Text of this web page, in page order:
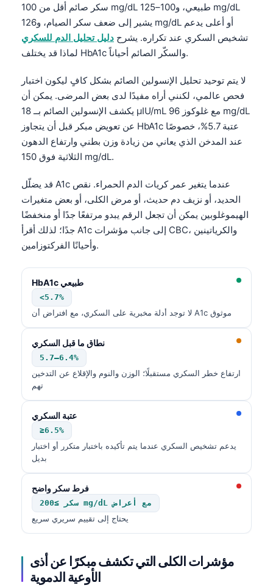
سكر صائم أقل من 100 mg/dL طبيعي، و100–125 mg/dL
يشير إلى ضعف سكر الصيام، و126 mg/dL أو أعلى يدعم
تشخيص السكري عند تكراره. يشرح دليل تحليل الدم للسكري
لماذا قد يختلف HbA1c والسكّر الصائم أحياناً.
لا يتم توحيد تحليل الإنسولين الصائم بشكل كافٍ ليكون اختبار
فحص عالمي، لكنني أراه مفيدًا لدى بعض المرضى. يمكن أن
يكشف الإنسولين الصائم بــ 18 µIU/mL مع غلوكوز 96 mg/dL
عن تعويض مبكر قبل أن يتجاوز HbA1c عتبة 5.7%، خصوصًا
عند المدخن الذي يعاني من زيادة وزن بطني وارتفاع الدهون
الثلاثية فوق 150 mg/dL.
قد يضلّل A1c عندما يتغير عمر كريات الدم الحمراء. نقص
الحديد، أو نزيف دم حديث، أو مرض الكلى، أو بعض متغيرات
الهيموغلوبين يمكن أن تجعل الرقم يبدو مرتفعًا جدًا أو منخفضًا
جدًا؛ لذلك أقرأ A1c إلى جانب مؤشرات CBC، والكرياتينين
وأحيانًا الفركتوزامين.
HbA1c طبيعي
<5.7%
لا توجد أدلة مخبرية على السكري، مع افتراض أن A1c موثوق
نطاق ما قبل السكري
5.7–6.4%
ارتفاع خطر السكري مستقبلًا؛ الوزن والنوم والإقلاع عن التدخين
تهم
عتبة السكري
≥6.5%
يدعم تشخيص السكري عندما يتم تأكيده باختبار متكرر أو اختبار
بديل
فرط سكر واضح
سكر ≥200 mg/dL مع أعراض
يحتاج إلى تقييم سريري سريع
مؤشرات الكلى التي تكشف مبكرًا عن أذى
الأوعية الدموية
Čeština
ქართული
Lietuvių kalba
Polski
Magyar
Shqip
বাংলা
اردو
मराठी
తెలుగు
தமிழ்
ગુજરાતી
ಕನ್ನಡ
Bahasa Melayu
Tiếng Việt
Tagalog
ไทย
ဗမာစာ
ភាសាខ្មែរ
Kiswahili
አማርኛ
Українська
O‘zbekcha
Català
Қазақ тілі